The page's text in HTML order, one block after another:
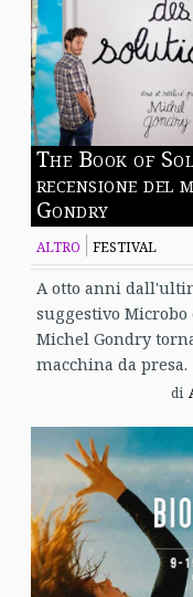
The Book of
recensione del
Gondry
ALTRO FESTIVAL
A otto anni
suggestivo Microbo
Michel Gondry
macchina da presa.
di